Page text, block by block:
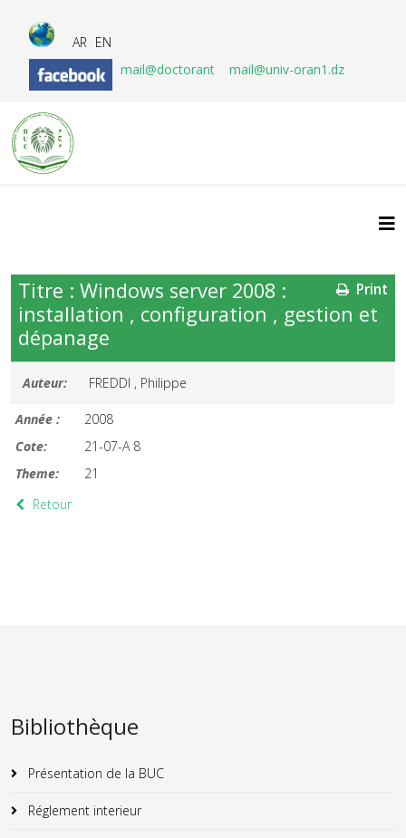
AR EN
mail@doctorant
mail@univ-oran1.dz
Print
Titre : Windows server 2008 :
installation , configuration , gestion et
dépanage
Auteur: FREDDI , Philippe
Année :
2008
Cote:
21-07-A 8
Theme:
21
Retour
Bibliothèque
Présentation de la BUC
Réglement interieur